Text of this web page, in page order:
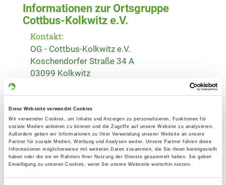
Diese Webseite verwendet Cookies
Wir verwenden Cookies, um Inhalte und Anzeigen zu personalisieren, Funktionen für
soziale Medien anbieten zu können und die Zugriffe auf unsere Website zu analysieren.
Außerdem geben wir Informationen zu Ihrer Verwendung unserer Website an unsere
Partner für soziale Medien, Werbung und Analysen weiter. Unsere Partner führen diese
Informationen möglicherweise mit weiteren Daten zusammen, die Sie ihnen bereitgestellt
haben oder die sie im Rahmen Ihrer Nutzung der Dienste gesammelt haben. Sie geben
Einwilligung zu unseren Cookies, wenn Sie unsere Webseite weiterhin nutzen.
Informationen zur Ortsgruppe
Cottbus-Kolkwitz e.V.
Kontakt:
OG - Cottbus-Kolkwitz e.V.
Koschendorfer Straße 34 A
03099 Kolkwitz
03099 Kolkwitz
E-Mail:
koselmuehledalmatiner@gmx.de
Homepage:
www.Hundesportverein-Kolkwitz.com